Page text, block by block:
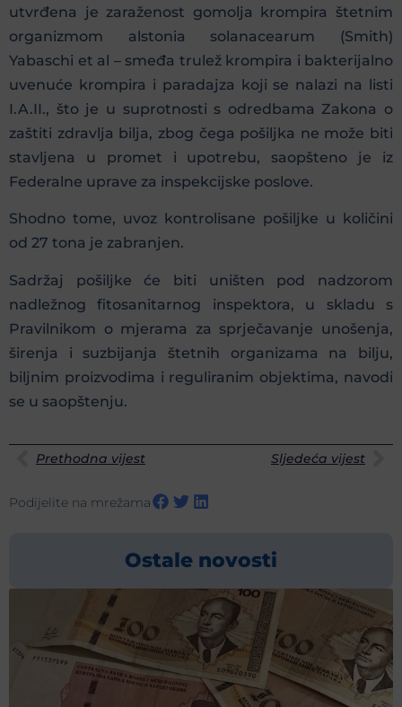
utvrđena je zaraženost gomolja krompira štetnim
organizmom alstonia solanacearum (Smith)
Yabaschi et al – smeđa trulež krompira i bakterijalno
uvenuće krompira i paradajza koji se nalazi na listi
I.A.II., što je u suprotnosti s odredbama Zakona o
zaštiti zdravlja bilja, zbog čega pošiljka ne može biti
stavljena u promet i upotrebu, saopšteno je iz
Federalne uprave za inspekcijske poslove.
Shodno tome, uvoz kontrolisane pošiljke u količini
od 27 tona je zabranjen.
Sadržaj pošiljke će biti uništen pod nadzorom
nadležnog fitosanitarnog inspektora, u skladu s
Pravilnikom o mjerama za sprječavanje unošenja,
širenja i suzbijanja štetnih organizama na bilju,
biljnim proizvodima i reguliranim objektima, navodi
se u saopštenju.
Prethodna vijest Sljedeća vijest
Podijelite na mrežama
Ostale novosti